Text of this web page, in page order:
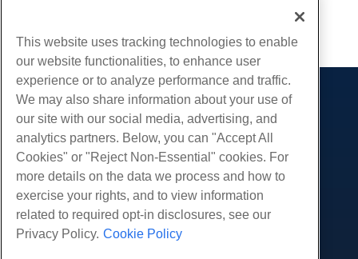
제품
웹 호스팅
비즈니스 호스팅
리셀러 호스팅
화이트 라벨 리셀러
관리되는 리눅스 VPS
관리되지 않는 리눅스 VPS
서비스
웹 사이트 마이그레이션
커뮤니티
제품 문서
회사
회사 소개
적법한
This website uses tracking technologies to enable
our website functionalities, to enhance user
experience or to analyze performance and traffic.
We may also share information about your use of
our site with our social media, advertising, and
analytics partners. Below, you can "Accept All
Cookies" or "Reject Non-Essential" cookies. For
more details on the data we process and how to
exercise your rights, and to view information
related to required opt-in disclosures, see our
Privacy Policy. Cookie Policy